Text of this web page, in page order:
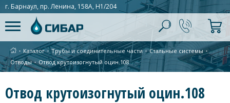
г. Барнаул, пр. Ленина, 158А, Н1/204
∙ Каталог ∙Трубы и соединительные части ∙Стальные системы ∙
Отводы ∙Отвод крутоизогнутый оцин.108
Отвод крутоизогнутый оцин.108